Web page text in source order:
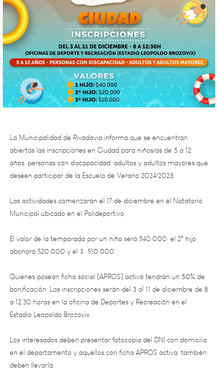
La Municipalidad de Rivadavia informa que se encuentran
abiertas las inscripciones en Ciudad para niños/as de 5 a 12
años, personas con discapacidad, adultos y adultos mayores que
deseen participar de la Escuela de Verano 2024/2025.
Las actividades comenzarán el 17 de diciembre en el Natatorio
Municipal ubicado en el Polideportivo.
El valor de la temporada por un niño será $40.000, el 2° hijo
abonará $20.000 y el 3º $10.000.
Quienes posean ficha social (APROS) activa tendrán un 50% de
bonificación. Las inscripciones serán del 3 al 11 de diciembre de 8
a 12:30 horas en la oficina de Deportes y Recreación en el
Estadio Leopoldo Brozovix.
Los interesados deben presentar fotocopia del DNI con domicilio
en el departamento y aquellos con ficha APROS activa, también
deben llevarla.